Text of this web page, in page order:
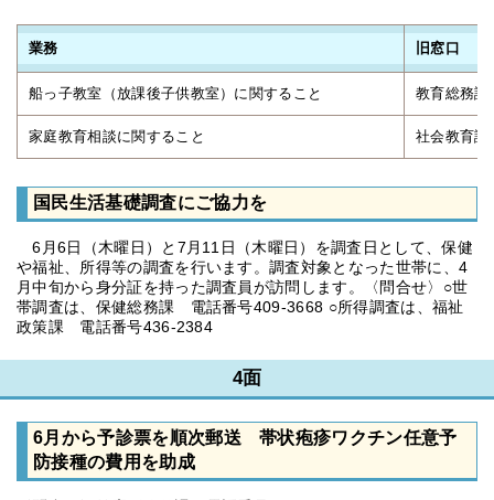
業務 旧窓口
船っ子教室（放課後子供教室）に関すること 教育総務課
家庭教育相談に関すること 社会教育課
国民生活基礎調査にご協力を
6月6日（木曜日）と7月11日（木曜日）を調査日として、保健
や福祉、所得等の調査を行います。調査対象となった世帯に、4
月中旬から身分証を持った調査員が訪問します。〈問合せ〉○世
帯調査は、保健総務課 電話番号409-3668 ○所得調査は、福祉
政策課 電話番号436-2384
4面
6月から予診票を順次郵送 帯状疱疹ワクチン任意予
防接種の費用を助成